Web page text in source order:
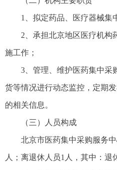
1、拟定药品、医疗器械集
2、承担北京地区医疗机构
施工作；
3、管理、维护医药集中采
货等情况进行动态监控，定期
的相关信息。
（三）人员构成
北京市医药集中采购服务
人；离退休人员1人，其中：退